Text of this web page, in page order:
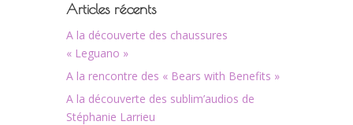
Articles récents
A la découverte des chaussures
« Leguano »
A la rencontre des « Bears with Benefits »
A la découverte des sublim’audios de
Stéphanie Larrieu